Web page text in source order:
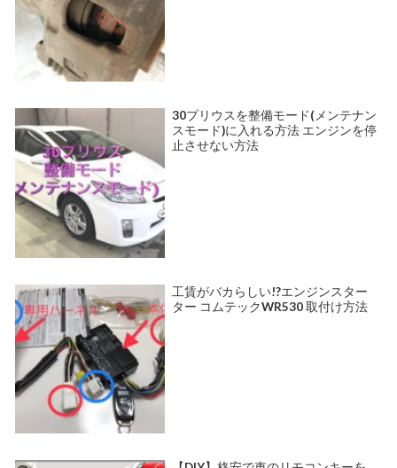
30プリウスを整備モード(メンテナン
スモード)に入れる方法 エンジンを停
止させない方法
工賃がバカらしい!?エンジンスター
ター コムテックWR530 取付け方法